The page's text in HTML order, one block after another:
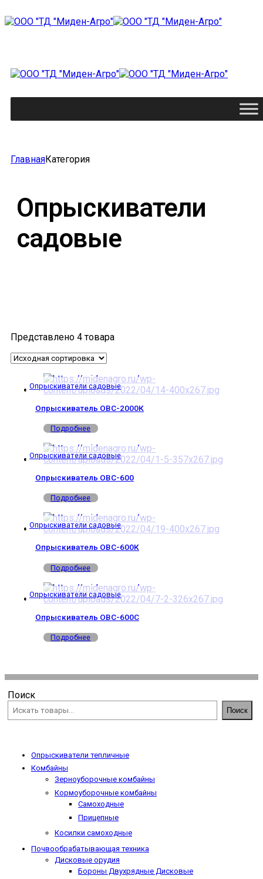
ГлавнаяКатегория
Опрыскиватели
садовые
Представлено 4 товара
Опрыскиватели садовые
Опрыскиватель ОВС-2000К
Подробнее
Опрыскиватели садовые
Опрыскиватель ОВС-600
Подробнее
Опрыскиватели садовые
Опрыскиватель ОВС-600К
Подробнее
Опрыскиватели садовые
Опрыскиватель ОВС-600С
Подробнее
Поиск
Поиск
Опрыскиватели тепличные
Комбайны
Зерноуборочные комбайны
Кормоуборочные комбайны
Самоходные
Прицепные
Косилки самоходные
Почвообрабатывающая техника
Дисковые орудия
Бороны Двухрядные Дисковые